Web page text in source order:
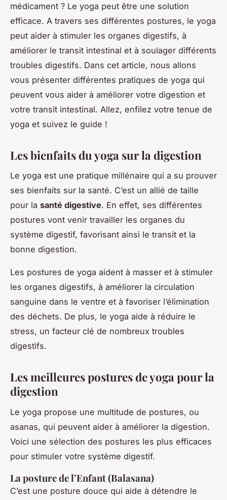
médicament ? Le yoga peut être une solution
efficace. A travers ses différentes postures, le yoga
peut aider à stimuler les organes digestifs, à
améliorer le transit intestinal et à soulager différents
troubles digestifs. Dans cet article, nous allons
vous présenter différentes pratiques de yoga qui
peuvent vous aider à améliorer votre digestion et
votre transit intestinal. Allez, enfilez votre tenue de
yoga et suivez le guide !
Les bienfaits du yoga sur la digestion
Le yoga est une pratique millénaire qui a su prouver
ses bienfaits sur la santé. C’est un allié de taille
pour la santé digestive. En effet, ses différentes
postures vont venir travailler les organes du
système digestif, favorisant ainsi le transit et la
bonne digestion.
Les postures de yoga aident à masser et à stimuler
les organes digestifs, à améliorer la circulation
sanguine dans le ventre et à favoriser l’élimination
des déchets. De plus, le yoga aide à réduire le
stress, un facteur clé de nombreux troubles
digestifs.
Les meilleures postures de yoga pour la
digestion
Le yoga propose une multitude de postures, ou
asanas, qui peuvent aider à améliorer la digestion.
Voici une sélection des postures les plus efficaces
pour stimuler votre système digestif.
La posture de l’Enfant (Balasana)
C’est une posture douce qui aide à détendre le